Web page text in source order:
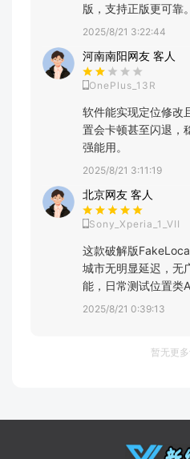
版，支持正版更可靠。
2025/8/21 3:22:44
河南南阳网友 客人
OnePlus_13R
软件能实现定位修改
置会卡顿甚至闪退，
强能用。
2025/8/21 3:11:19
北京网友 客人
Sony_Xperia_1_VII
这款破解版
城市无明显延迟，无
能，日常测试位置类
2025/8/21 0:39:13
暂无更